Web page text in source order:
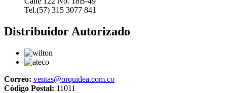
Tel.(57) 315 3077 841
Distribuidor Autorizado
Correo: ventas@orquidea.com.co
Código Postal: 11011